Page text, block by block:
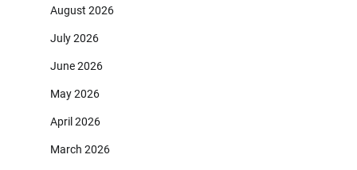
August 2026
July 2026
June 2026
May 2026
April 2026
March 2026